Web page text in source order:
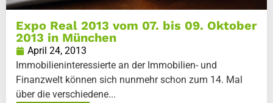
Expo Real 2013 vom 07. bis 09. Oktober
2013 in München
April 24, 2013
Immobilieninteressierte an der Immobilien- und
Finanzwelt können sich nunmehr schon zum 14. Mal
über die verschiedene...